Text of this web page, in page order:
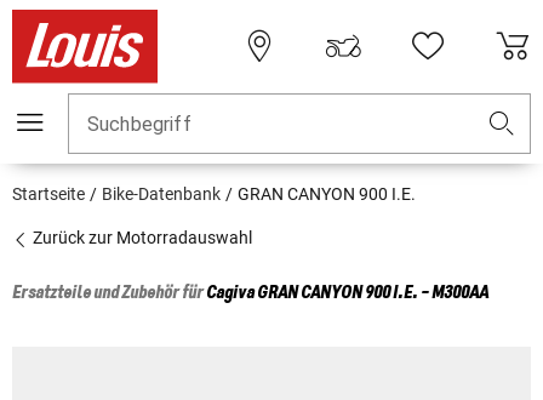
Suchbegriff
Startseite Bike-Datenbank GRAN CANYON 900 I.E.
Zurück zur Motorradauswahl
Ersatzteile und Zubehör fürCagivaGRAN CANYON 900 I.E. - M300AA